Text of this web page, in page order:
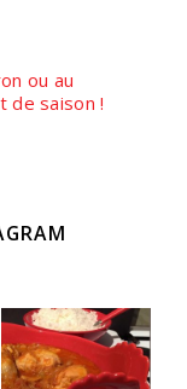
ou au
de saison !